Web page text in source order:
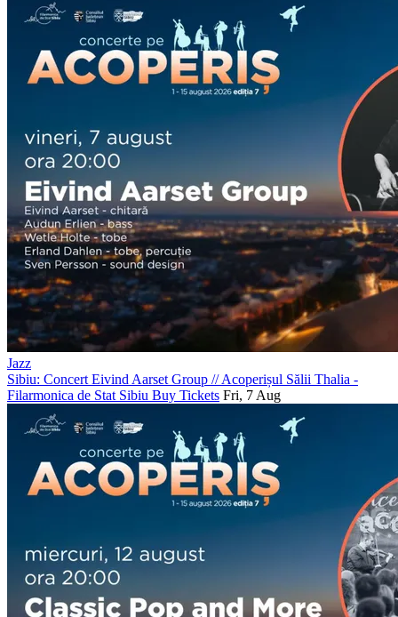
Jazz
Sibiu: Concert Eivind Aarset Group //Acoperișul Sălii Thalia -
Filarmonica de Stat Sibiu Buy Tickets Fri, 7 Aug